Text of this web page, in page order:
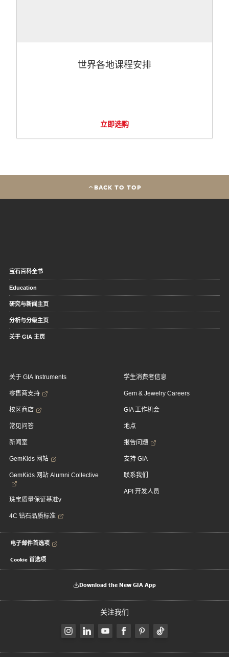
世界各地课程安排
立即选购
BACK TO TOP
宝石百科全书
Education
研究与新闻主页
分析与分级主页
关于 GIA 主页
关于 GIA Instruments
零售商支持
校区商店
常见问答
新闻室
GemKids 网站
GemKids 网站 Alumni Collective
珠宝质量保证基准v
4C 钻石品质标准
学生消费者信息
Gem & Jewelry Careers
GIA 工作机会
地点
报告问题
支持 GIA
联系我们
API 开发人员
电子邮件首选项
Cookie 首选项
Download the New GIA App
关注我们